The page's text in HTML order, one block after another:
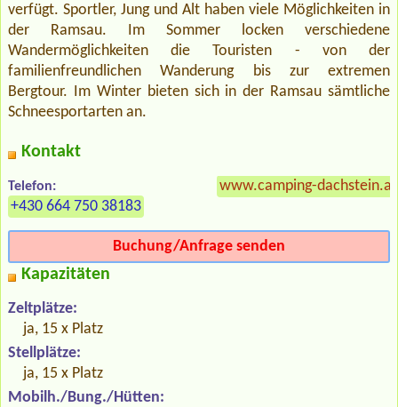
verfügt. Sportler, Jung und Alt haben viele Möglichkeiten in
der Ramsau. Im Sommer locken verschiedene
Wandermöglichkeiten die Touristen - von der
familienfreundlichen Wanderung bis zur extremen
Bergtour. Im Winter bieten sich in der Ramsau sämtliche
Schneesportarten an.
Kontakt
Telefon:
+430 664 750 38183
www.camping-dachstein.at
Buchung/Anfrage senden
Kapazitäten
Zeltplätze:
ja, 15 x Platz
Stellplätze:
ja, 15 x Platz
Mobilh./Bung./Hütten: